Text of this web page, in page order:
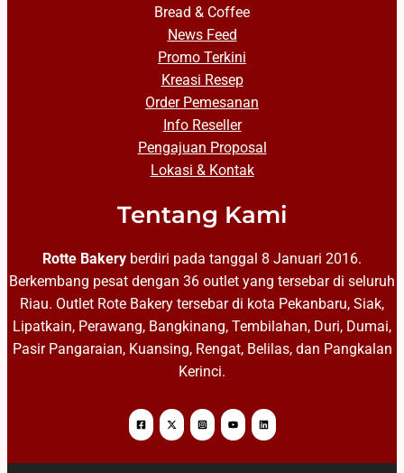
Bread & Coffee
News Feed
Promo Terkini
Kreasi Resep
Order Pemesanan
Info Reseller
Pengajuan Proposal
Lokasi & Kontak
Tentang Kami
Rotte Bakery berdiri pada tanggal 8 Januari 2016.
Berkembang pesat dengan 36 outlet yang tersebar di seluruh
Riau. Outlet Rote Bakery tersebar di kota Pekanbaru, Siak,
Lipatkain, Perawang, Bangkinang, Tembilahan, Duri, Dumai,
Pasir Pangaraian, Kuansing, Rengat, Belilas, dan Pangkalan
Kerinci.